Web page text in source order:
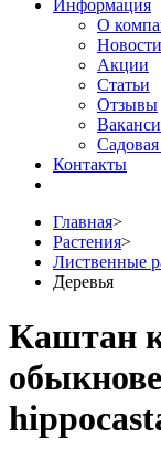
Информация
О
Новости
Акции
Статьи
Отзывы
Контакты
Главная>
Растения>
Лиственные
Деревья
Каштан